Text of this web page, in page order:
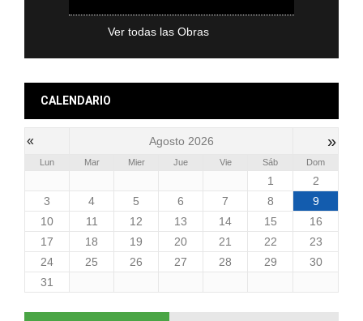
Ver todas las Obras
CALENDARIO
« Agosto 2026 »
Lun Mar Mier Jue Vie Sáb Dom
1
2
3
4 5 6 7 8
9
10
11 12 13 14 15
16
17
18 19 20 21 22
23
24
25 26 27 28 29
30
31